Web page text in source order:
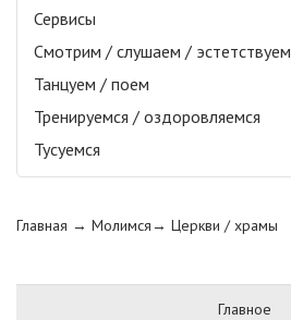
Сервисы
Смотрим / слушаем / эстетствуем
Танцуем / поем
Тренируемся / оздоровляемся
Тусуемся
Главная → Молимся→ Церкви / храмы
Главное